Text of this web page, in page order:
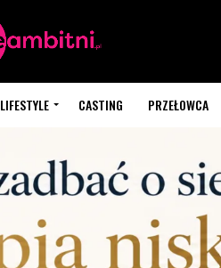
LIFESTYLE CASTING PRZEŁOWCA